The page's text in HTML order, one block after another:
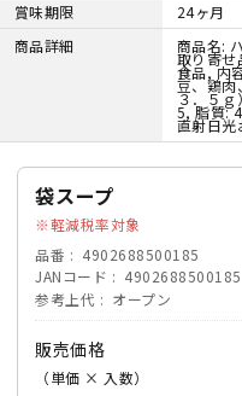
賞味期限
24ヶ月
商品詳細
商品名:
取り寄せ
食品, 内
豆、鶏肉
３．５ｇ
5, 脂質:
直射日光
袋スープ
軽減税率対象
品番
4902688500185
JANコード
4902688500185
参考上代
オープン
販売価格
（単価 × 入数）